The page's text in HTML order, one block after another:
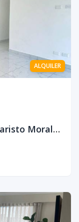
ALQUILER
Alquiler en Torre Premium Evaristo Morales.